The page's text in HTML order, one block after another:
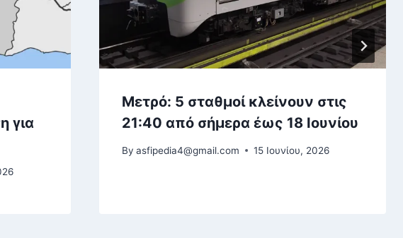
για
Μετρό: 5 σταθμοί κλείνουν στις
21:40 από σήμερα έως 18 Ιουνίου
By asfipedia4@gmail.com 15 Ιουνίου, 2026